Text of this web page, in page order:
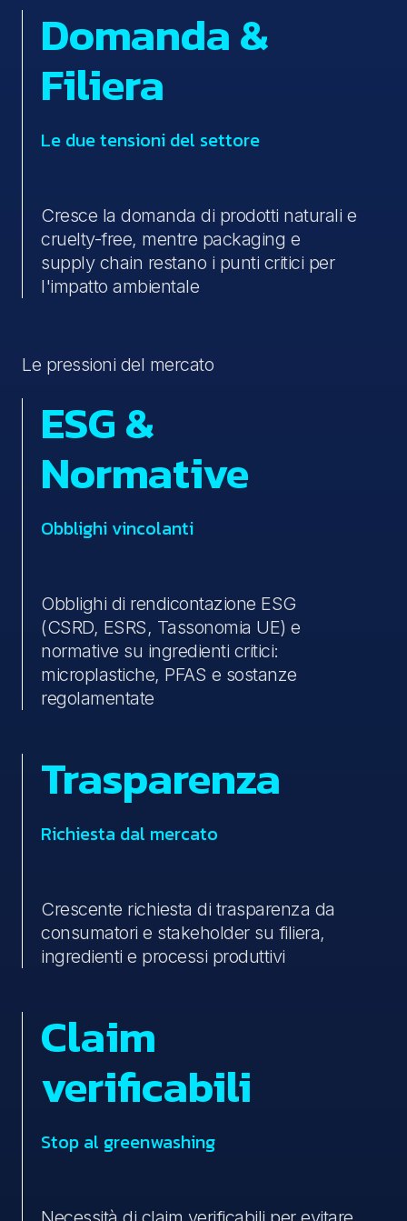
Domanda &
Filiera
Le due tensioni del settore
Cresce la domanda di prodotti naturali e
cruelty-free, mentre packaging e
supply chain restano i punti critici per
l'impatto ambientale
Le pressioni del mercato
ESG &
Normative
Obblighi vincolanti
Obblighi di rendicontazione ESG
(CSRD, ESRS, Tassonomia UE) e
normative su ingredienti critici:
microplastiche, PFAS e sostanze
regolamentate
Trasparenza
Richiesta dal mercato
Crescente richiesta di trasparenza da
consumatori e stakeholder su filiera,
ingredienti e processi produttivi
Claim
verificabili
Stop al greenwashing